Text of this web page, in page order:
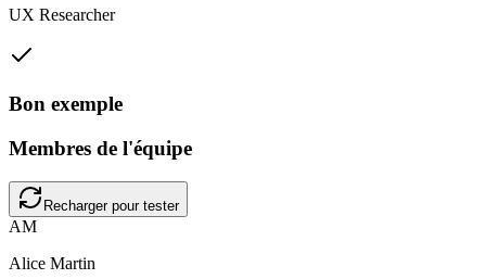
UX Researcher
Bon exemple
Membres de l'équipe
Recharger pour tester
AM
Alice Martin